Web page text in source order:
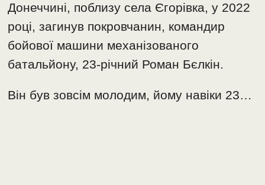
Донеччині, поблизу села Єгорівка, у 2022
році, загинув покровчанин, командир
бойової машини механізованого
батальйону, 23-річний Роман Бєлкін.
Він був зовсім молодим, йому навіки 23…